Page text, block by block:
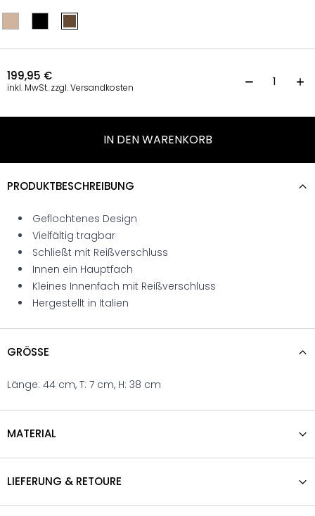
199,95 €
inkl. MwSt. zzgl. Versandkosten
IN DEN WARENKORB
PRODUKTBESCHREIBUNG
Geflochtenes Design
Vielfältig tragbar
Schließt mit Reißverschluss
Innen ein Hauptfach
Kleines Innenfach mit Reißverschluss
Hergestellt in Italien
GRÖSSE
Länge: 44 cm, T: 7 cm, H: 38 cm
MATERIAL
LIEFERUNG & RETOURE